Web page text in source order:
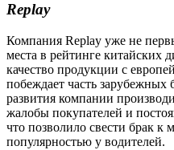
Replay
Компания Replay уже не
места в рейтинге китайских
качество продукции с
побеждает часть зарубежных
развития компании
жалобы покупателей и
что позволило свести брак
популярностью у водителей.